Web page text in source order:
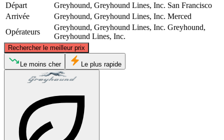
Départ
Greyhound, Greyhound Lines, Inc. San Francisco
Arrivée
Greyhound, Greyhound Lines, Inc. Merced
Opérateurs
Greyhound, Greyhound Lines, Inc. Greyhound,
Greyhound Lines, Inc.
Rechercher le meilleur prix
©CARTO
Le moins cher Le plus rapide